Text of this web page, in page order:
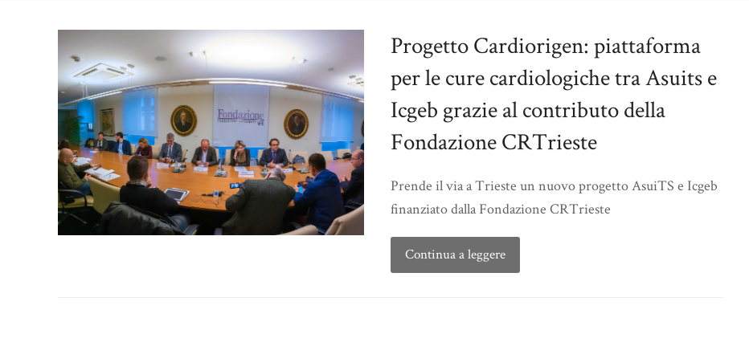
Progetto Cardiorigen: piattaforma
per le cure cardiologiche tra Asuits e
Icgeb grazie al contributo della
Fondazione CRTrieste
Prende il via a Trieste un nuovo progetto AsuiTS e Icgeb
finanziato dalla Fondazione CRTrieste
Continua a leggere